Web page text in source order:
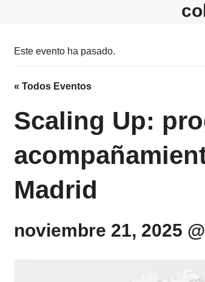
Este evento ha pasado.
« Todos Eventos
Scaling Up:
Madrid
noviembre 21, 2025